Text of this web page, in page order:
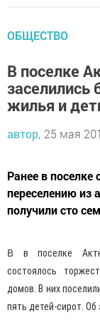
ОБЩЕСТВО
В поселке
жилья и
автор, 25 мая
Ранее в
переселению из
получили сто
В
в поселке
состоялось
домов. В них
пять детей-сирот. Об